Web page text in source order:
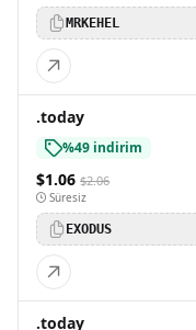
MRKEHEL
.today
%49 indirim
$1.06 $2.06
Süresiz
EXODUS
.today